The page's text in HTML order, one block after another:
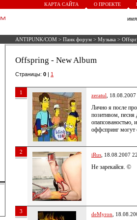
КАРТА САЙТА О ПРОЕКТЕ
ANTIPUNK/COM > Панк форум > Музыка >
Offspring - New Album
Страницы: 0 | 1
1 zeratul ,
Лично я после
позитивом, песня
опапсованостью,
оффспринг могут
2 iRus , 18.08.2007
Не зарекайся. ©
3 deMyron ,